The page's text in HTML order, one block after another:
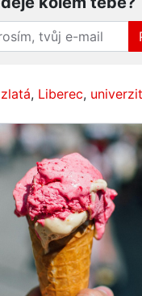
zlatá, Liberec,